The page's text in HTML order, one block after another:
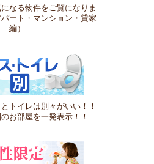
なる物件をご覧になりま
ート・マンション・貸家
編）
トイレは別々がいい！！
お部屋を一発表示！！